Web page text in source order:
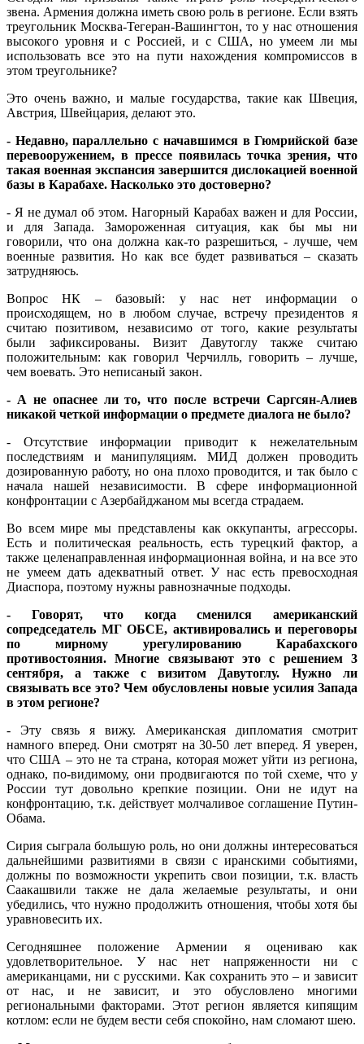
звена. Армения должна иметь свою роль в регионе. Если взять
треугольник Москва-Тегеран-Вашингтон, то у нас отношения
высокого уровня и с Россией, и с США, но умеем ли мы
использовать все это на пути нахождения компромиссов в
этом треугольнике?
Это очень важно, и малые государства, такие как Швеция,
Австрия, Швейцария, делают это.
- Недавно, параллельно с начавшимся в Гюмрийской базе
перевооружением, в прессе появилась точка зрения, что
такая военная экспансия завершится дислокацией военной
базы в Карабахе. Насколько это достоверно?
- Я не думал об этом. Нагорный Карабах важен и для России,
и для Запада. Замороженная ситуация, как бы мы ни
говорили, что она должна как-то разрешиться, - лучше, чем
военные развития. Но как все будет развиваться – сказать
затрудняюсь.
Вопрос НК – базовый: у нас нет информации о
происходящем, но в любом случае, встречу президентов я
считаю позитивом, независимо от того, какие результаты
были зафиксированы. Визит Давутоглу также считаю
положительным: как говорил Черчилль, говорить – лучше,
чем воевать. Это неписаный закон.
- А не опаснее ли то, что после встречи Саргсян-Алиев
никакой четкой информации о предмете диалога не было?
- Отсутствие информации приводит к нежелательным
последствиям и манипуляциям. МИД должен проводить
дозированную работу, но она плохо проводится, и так было с
начала нашей независимости. В сфере информационной
конфронтации с Азербайджаном мы всегда страдаем.
Во всем мире мы представлены как оккупанты, агрессоры.
Есть и политическая реальность, есть турецкий фактор, а
также целенаправленная информационная война, и на все это
не умеем дать адекватный ответ. У нас есть превосходная
Диаспора, поэтому нужны равнозначные подходы.
- Говорят, что когда сменился американский
сопредседатель МГ ОБСЕ, активировались и переговоры
по мирному урегулированию Карабахского
противостояния. Многие связывают это с решением 3
сентября, а также с визитом Давутоглу. Нужно ли
связывать все это? Чем обусловлены новые усилия Запада
в этом регионе?
- Эту связь я вижу. Американская дипломатия смотрит
намного вперед. Они смотрят на 30-50 лет вперед. Я уверен,
что США – это не та страна, которая может уйти из региона,
однако, по-видимому, они продвигаются по той схеме, что у
России тут довольно крепкие позиции. Они не идут на
конфронтацию, т.к. действует молчаливое соглашение Путин-
Обама.
Сирия сыграла большую роль, но они должны интересоваться
дальнейшими развитиями в связи с иранскими событиями,
должны по возможности укрепить свои позиции, т.к. власть
Саакашвили также не дала желаемые результаты, и они
убедились, что нужно продолжить отношения, чтобы хотя бы
уравновесить их.
Сегодняшнее положение Армении я оцениваю как
удовлетворительное. У нас нет напряженности ни с
американцами, ни с русскими. Как сохранить это – и зависит
от нас, и не зависит, и это обусловлено многими
региональными факторами. Этот регион является кипящим
котлом: если не будем вести себя спокойно, нам сломают шею.